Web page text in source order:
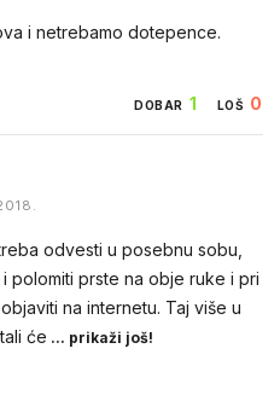
i netrebamo dotepence.
DOBAR 1 LOŠ 0
odvesti u posebnu sobu,
polomiti prste na obje ruke i pri
na internetu. Taj više u
će ... prikaži još!